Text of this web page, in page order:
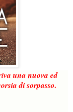
una nuova ed
di sorpasso.